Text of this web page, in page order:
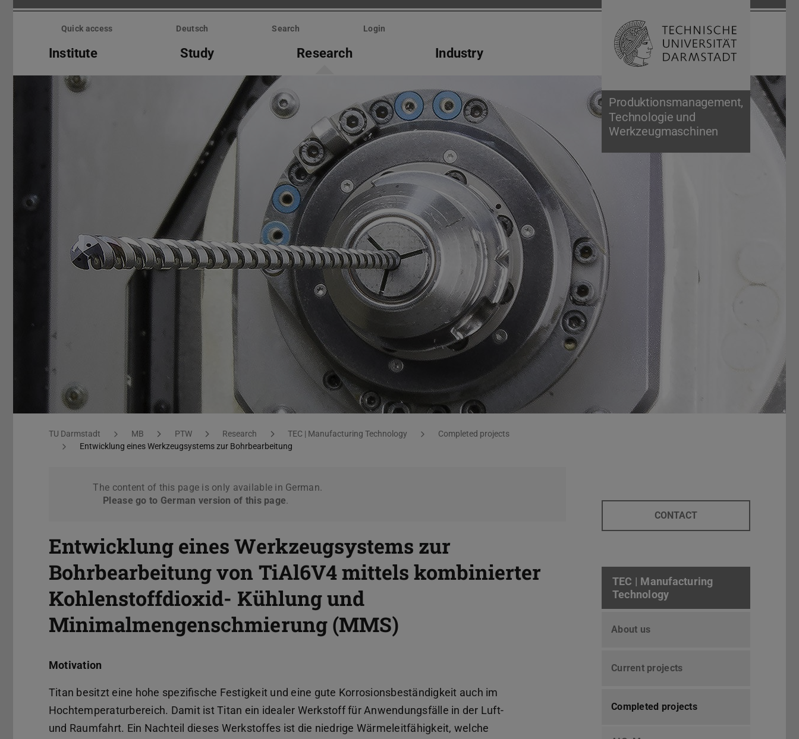
Skip
Produktionsmanagement,
Technologie und
Werkzeugmaschinen
Quick access Deutsch Search Login
Institute Study Research Industry Open search
You are here:
TU Darmstadt MB PTW Research TEC | Manufacturing Technology
Completed projects
Entwicklung eines Werkzeugsystems zur Bohrbearbeitung
The content of this page is only available in German.
Please go to German version of this page.
Entwicklung eines Werkzeugsystems zur
Bohrbearbeitung von TiAl6V4 mittels kombinierter
Kohlenstoffdioxid- Kühlung und
Minimalmengenschmierung (MMS)
Motivation
Titan besitzt eine hohe spezifische Festigkeit und eine gute Korrosionsbeständigkeit auch im
Hochtemperaturbereich. Damit ist Titan ein idealer Werkstoff für Anwendungsfälle in der Luft-
und Raumfahrt. Ein Nachteil dieses Werkstoffes ist die niedrige Wärmeleitfähigkeit, welche
CONTACT
TEC | Manufacturing
Technology
About us
Current projects
Completed projects